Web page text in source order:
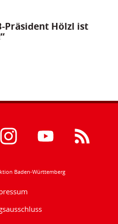
Präsident Hölzl ist
Baden-Württemberg